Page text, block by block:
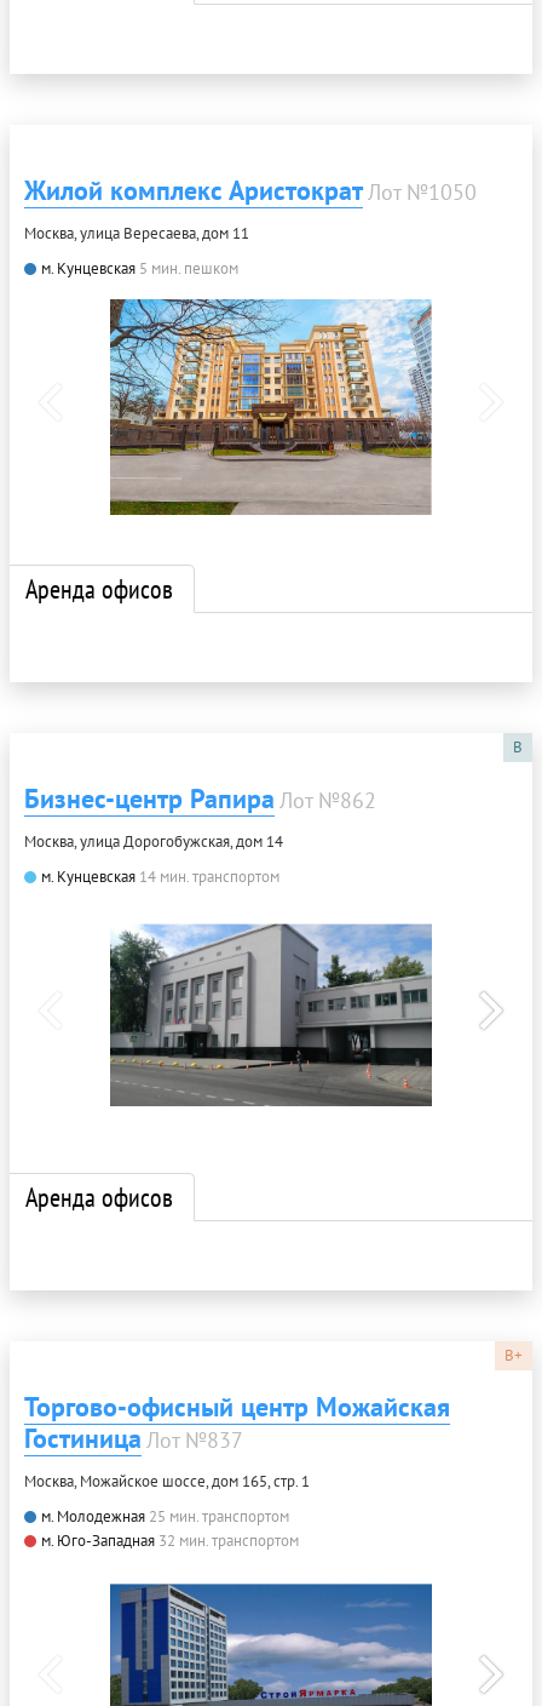
Жилой комплекс АристократЛот №1050
Москва, улица Вересаева, дом 11
м. Кунцевская 5 мин. пешком
Аренда офисов
B
Бизнес-центр Рапира Лот №862
Москва, улица Дорогобужская, дом 14
м. Кунцевская 14 мин. транспортом
Аренда офисов
B+
Торгово-офисный центр Можайская
Гостиница Лот №837
Москва, Можайское шоссе, дом 165, стр. 1
м. Молодежная 25 мин. транспортом
м. Юго-Западная 32 мин. транспортом